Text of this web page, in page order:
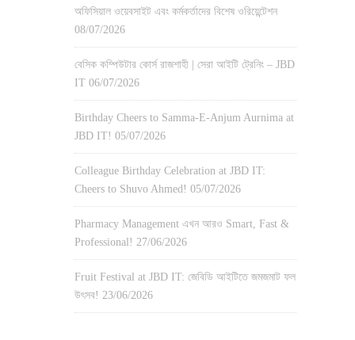
অফিসিয়াল ওয়েবসাইট এবং কর্মকর্তাদের বিশেষ ওরিয়েন্টেশন
08/07/2026
বেসিক কম্পিউটার কোর্স রাজশাহী | সেরা আইটি ট্রেনিং – JBD
IT 06/07/2026
Birthday Cheers to Samma-E-Anjum Aurnima at
JBD IT! 05/07/2026
Colleague Birthday Celebration at JBD IT:
Cheers to Shuvo Ahmed! 05/07/2026
Pharmacy Management এখন আরও Smart, Fast &
Professional! 27/06/2026
Fruit Festival at JBD IT: জেবিডি আইটিতে জমজমাট ফল
উৎসব! 23/06/2026